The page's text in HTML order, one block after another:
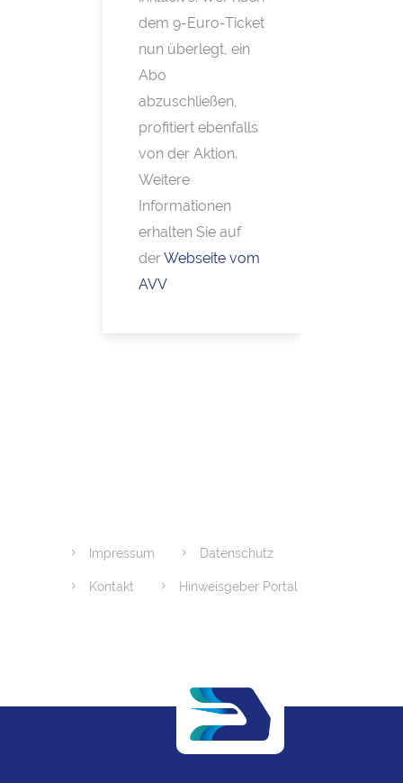
dem 9-​Euro-Ticket
nun überlegt, ein
Abo
abzuschließen,
profitiert ebenfalls
von der Aktion.
Weitere
Informationen
erhalten Sie auf
derWebseite vom
AVV
Impressum Datenschutz
Kontakt Hinweisgeber Portal